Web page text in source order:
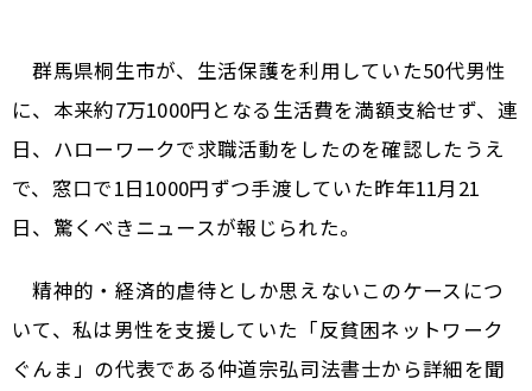
群馬県桐生市が、生活保護を利用していた50代男性
に、本来約7万1000円となる生活費を満額支給せず、連
日、ハローワークで求職活動をしたのを確認したうえ
で、窓口で1日1000円ずつ手渡していた――昨年11月21
日、驚くべきニュースが報じられた。
精神的・経済的虐待としか思えないこのケースにつ
いて、私は男性を支援していた「反貧困ネットワーク
ぐんま」の代表である仲道宗弘司法書士から詳細を聞